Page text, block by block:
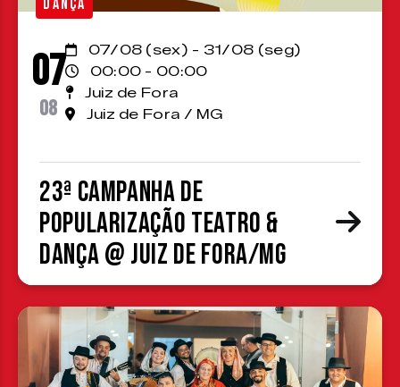
DANÇA
07
08
07/08 (sex) - 31/08 (seg)
00:00 - 00:00
Juiz de Fora
Juiz de Fora / MG
23ª Campanha de
Popularização Teatro &
Dança @ Juiz de Fora/MG